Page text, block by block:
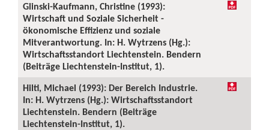
Glinski-Kaufmann, Christine (1993):
Wirtschaft und Soziale Sicherheit -
ökonomische Effizienz und soziale
Mitverantwortung. In: H. Wytrzens (Hg.):
Wirtschaftsstandort Liechtenstein. Bendern
(Beiträge Liechtenstein-Institut, 1).
Hilti, Michael (1993): Der Bereich Industrie.
In: H. Wytrzens (Hg.): Wirtschaftsstandort
Liechtenstein. Bendern (Beiträge
Liechtenstein-Institut, 1).